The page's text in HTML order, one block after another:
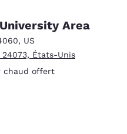
Area
, US
États-Unis
chaud offert